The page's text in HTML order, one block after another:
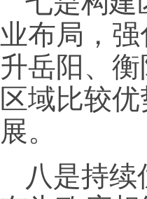
业布局，
升岳阳、
区域比较
展。
八是持